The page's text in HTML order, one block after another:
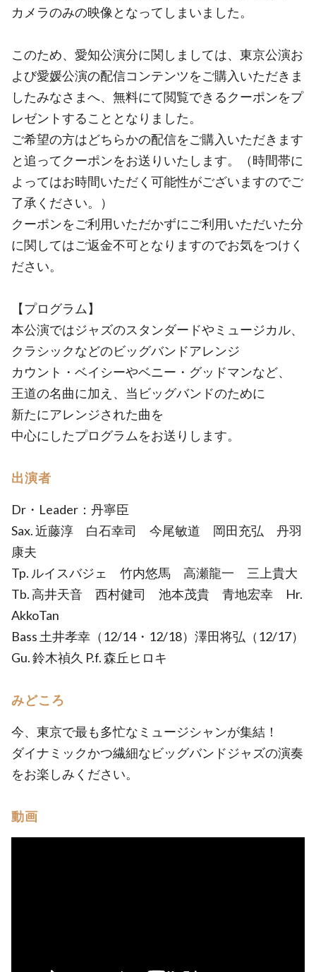
カメラのみの映像となってしまいました。
このため、愛知公演分に関しましては、東京公演お
よび愛媛公演の配信コンテンツをご購入いただきま
したみなさまへ、無料にて閲覧できるクーポンをプ
レゼントすることとなりました。
ご希望の方はどちらかの配信をご購入いただきます
と追ってクーポンをお送りいたします。（時間帯に
よってはお時間いただく可能性がございますのでご
了承ください。）
クーポンをご利用いただかずにご利用いただいた分
に関してはご返金不可となりますのでお気をつけく
ださい。
【プログラム】
本公演ではジャズのスタンダードやミュージカル、
クラシックなどのビッグバンドアレンジ
カウント・ベイシーやベニー・グッドマンなど、
王道の名曲に加え、当ビッグバンドのために
新たにアレンジされた曲を
中心にしたプログラムをお送りします。
出演者
Dr・Leader：丹寧臣
Sax. 近藤淳 白石幸司 今尾敏道 岡田充弘 丹羽
康夫
Tp. ルイスバジェ 竹内悠馬 高瀬龍一 三上貴大
Tb. 高井天音 西村健司 池本茂貴 青地宏幸 Hr.
AkkoTan
Bass 土井孝幸（12/14・12/18）澤田将弘（12/17）
Gu. 鈴木禎久 P.f. 森丘ヒロキ
みどころ
今、東京で最も多忙なミュージシャンが集結！
ダイナミックかつ繊細なビッグバンドジャズの演奏
をお楽しみください。
動画